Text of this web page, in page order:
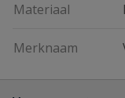
Materiaal
Merknaam